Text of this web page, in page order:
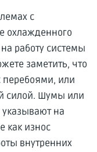
с
охлажденного
работу системы
заметить, что
перебоями, или
силой. Шумы или
указывают на
как износ
внутренних